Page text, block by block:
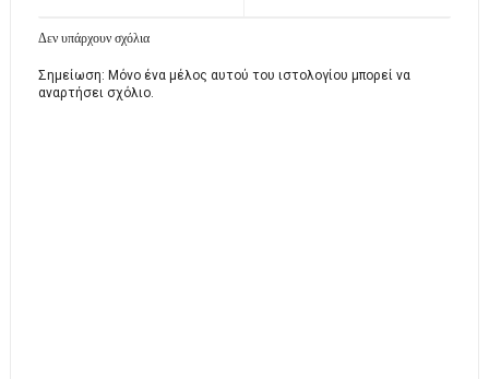
Δεν υπάρχουν σχόλια
Σημείωση: Μόνο ένα μέλος αυτού του ιστολογίου μπορεί να
αναρτήσει σχόλιο.